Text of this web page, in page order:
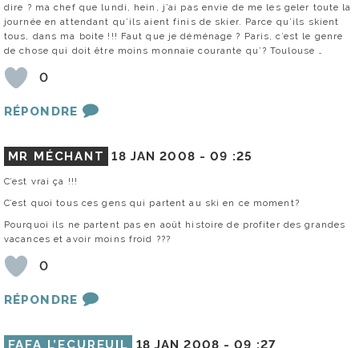
dire ? ma chef que lundi, hein, j’ai pas envie de me les geler toute la
journée en attendant qu’ils aient finis de skier. Parce qu’ils skient
tous, dans ma boite !!! Faut que je déménage ? Paris, c’est le genre
de chose qui doit être moins monnaie courante qu’? Toulouse …
0
RÉPONDRE
MR MÉCHANT 18 JAN 2008 -09 :25
C’est vrai ça !!!
C’est quoi tous ces gens qui partent au ski en ce moment?
Pourquoi ils ne partent pas en août histoire de profiter des grandes
vacances et avoir moins froid ???
0
RÉPONDRE
FAFA L’ECUREUIL 18 JAN 2008 -09 :27